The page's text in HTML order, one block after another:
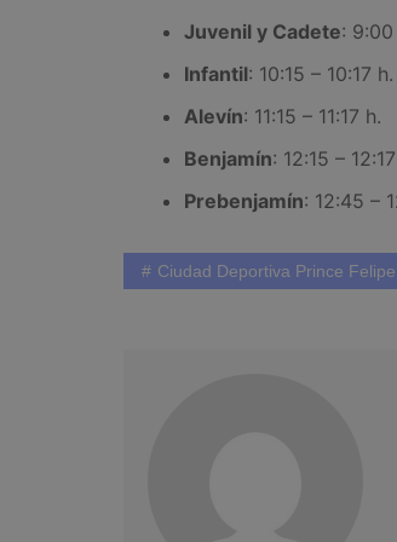
Juvenil y Cadete:
Infantil: 10:15 – 10:17 h.
Alevín: 11:15 – 11:17 h.
Benjamín: 12:15 –
Prebenjamín: 12:45 –
Ciudad Deportiva Prince Felipe